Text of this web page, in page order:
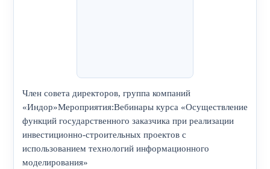
Член совета директоров, группа компаний
«Индор»Мероприятия:Вебинары курса «Осуществление
функций государственного заказчика при реализации
инвестиционно-строительных проектов с
использованием технологий информационного
моделирования»